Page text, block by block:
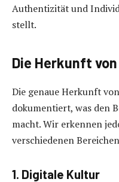
Authentizität und
stellt.
Die Herkunft
Die genaue Herkunft von
dokumentiert, was den
macht. Wir erkennen
verschiedenen
1. Digitale Kultur